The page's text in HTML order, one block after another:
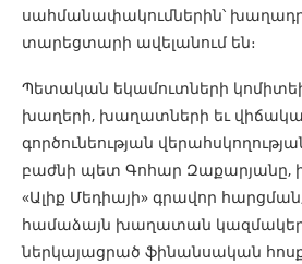
սահմանափակումներին՝
տարեցտարի ավելանում են։
Պետական եկամուտների
խաղերի, խաղատների եւ
գործունեության
բաժնի պետ Գոհար
«Ալիք Մեդիայի» գրավոր հարցման,
համաձայն խաղատան
ներկայացրած ֆինանսական